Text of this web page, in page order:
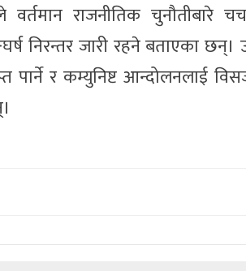
राजनीतिक चुनौतीबारे
निरन्तर जारी रहने बताएका छन्।
पार्ने र कम्युनिष्ट आन्दोलनलाई